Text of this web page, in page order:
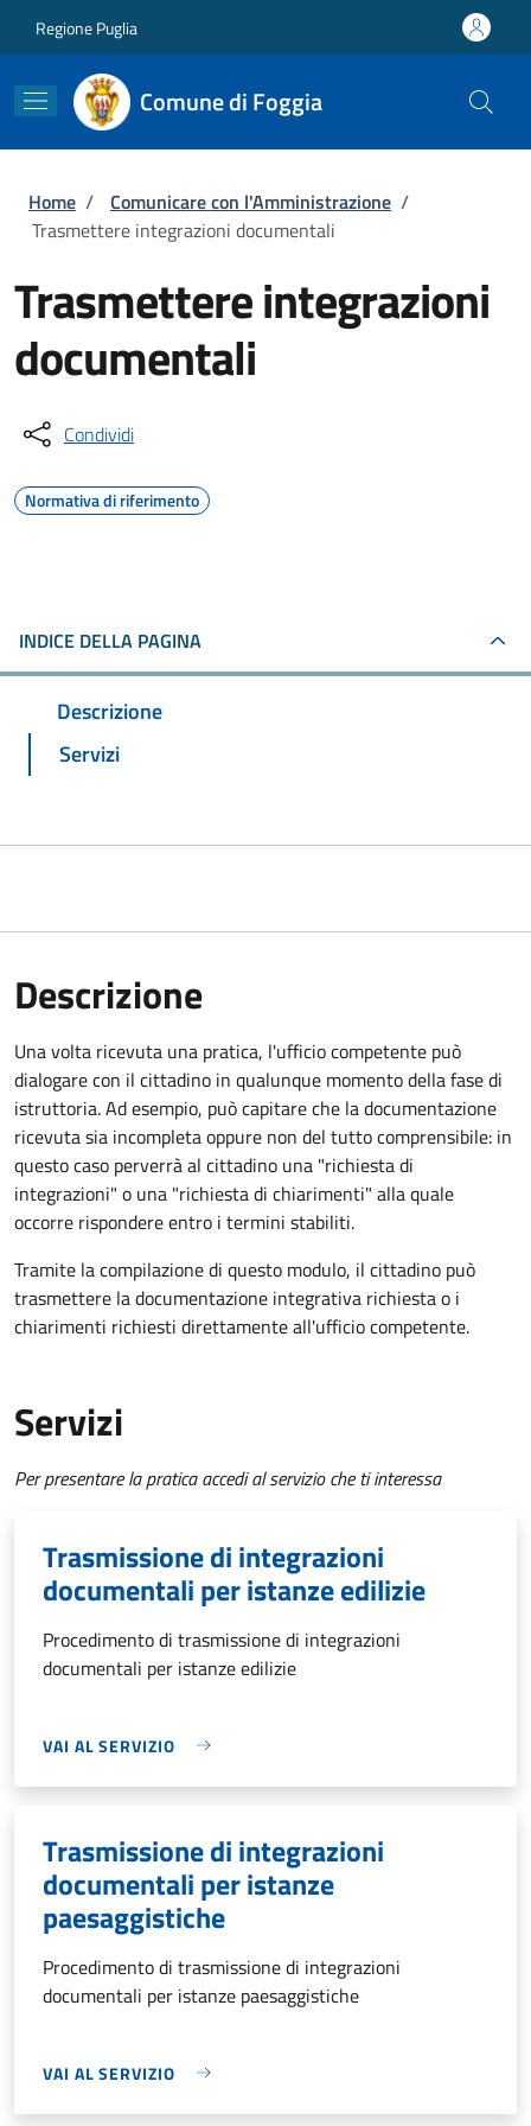
Regione Puglia
Comune di Foggia
Briciole di pane
Home / Comunicare con l'Amministrazione /
Trasmettere integrazioni documentali
Trasmettere integrazioni
documentali
Condividi
Normativa di riferimento
INDICE DELLA PAGINA
Descrizione
Servizi
Descrizione
Una volta ricevuta una pratica, l'ufficio competente può
dialogare con il cittadino in qualunque momento della fase di
istruttoria. Ad esempio, può capitare che la documentazione
ricevuta sia incompleta oppure non del tutto comprensibile: in
questo caso perverrà al cittadino una "richiesta di
integrazioni" o una "richiesta di chiarimenti" alla quale
occorre rispondere entro i termini stabiliti.
Tramite la compilazione di questo modulo, il cittadino può
trasmettere la documentazione integrativa richiesta o i
chiarimenti richiesti direttamente all'ufficio competente.
Servizi
Per presentare la pratica accedi al servizio che ti interessa
Trasmissione di integrazioni
documentali per istanze edilizie
Procedimento di trasmissione di integrazioni
documentali per istanze edilizie
VAI AL SERVIZIO
Trasmissione di integrazioni
documentali per istanze
paesaggistiche
Procedimento di trasmissione di integrazioni
documentali per istanze paesaggistiche
VAI AL SERVIZIO